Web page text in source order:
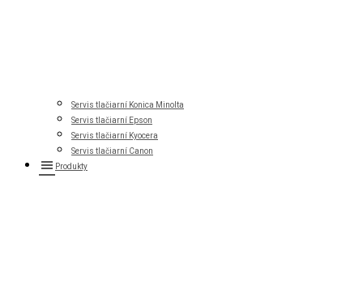
Servis tlačiarní Konica Minolta
Servis tlačiarní Epson
Servis tlačiarní Kyocera
Servis tlačiarní Canon
Produkty